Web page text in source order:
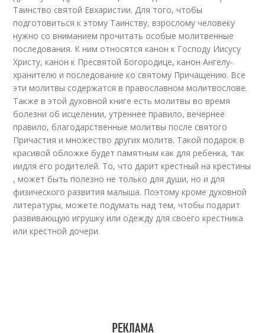
Таинство святой Евхаристии. Для того, чтобы
подготовиться к этому Таинству, взрослому человеку
нужно со вниманием прочитать особые молитвенные
последования. К ним относятся канон к Господу Иисусу
Христу, канон к Пресвятой Богородице, канон Ангелу-
хранителю и последование ко святому Причащению. Все
эти молитвы содержатся в православном молитвослове.
Также в этой духовной книге есть молитвы во время
болезни об исцелении, утреннее правило, вечернее
правило, благодарственные молитвы после святого
Причастия и множество других молитв. Такой подарок в
красивой обложке будет памятным как для ребенка, так
иидля его родителей. То, что дарит крестный на крестины
, может быть полезно не только для души, но и для
физического развития малыша. Поэтому кроме духовной
литературы, можете подумать над тем, чтобы подарит
развивающую игрушку или одежду для своего крестника
или крестной дочери.